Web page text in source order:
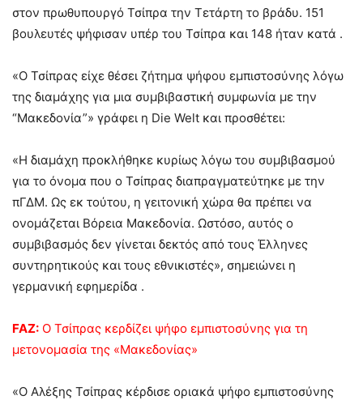
στον πρωθυπουργό Τσίπρα την Τετάρτη το βράδυ. 151
βουλευτές ψήφισαν υπέρ του Τσίπρα και 148 ήταν κατά .
«Ο Τσίπρας είχε θέσει ζήτημα ψήφου εμπιστοσύνης λόγω
της διαμάχης για μια συμβιβαστική συμφωνία με την
“Μακεδονία”» γράφει η Die Welt και προσθέτει:
«Η διαμάχη προκλήθηκε κυρίως λόγω του συμβιβασμού
για το όνομα που ο Τσίπρας διαπραγματεύτηκε με την
πΓΔΜ. Ως εκ τούτου, η γειτονική χώρα θα πρέπει να
ονομάζεται Βόρεια Μακεδονία. Ωστόσο, αυτός ο
συμβιβασμός δεν γίνεται δεκτός από τους Έλληνες
συντηρητικούς και τους εθνικιστές», σημειώνει η
γερμανική εφημερίδα .
FAZ: Ο Τσίπρας κερδίζει ψήφο εμπιστοσύνης για τη
μετονομασία της «Μακεδονίας»
«Ο Αλέξης Τσίπρας κέρδισε οριακά ψήφο εμπιστοσύνης